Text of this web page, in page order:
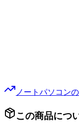
ノートパソコン
この商品につ